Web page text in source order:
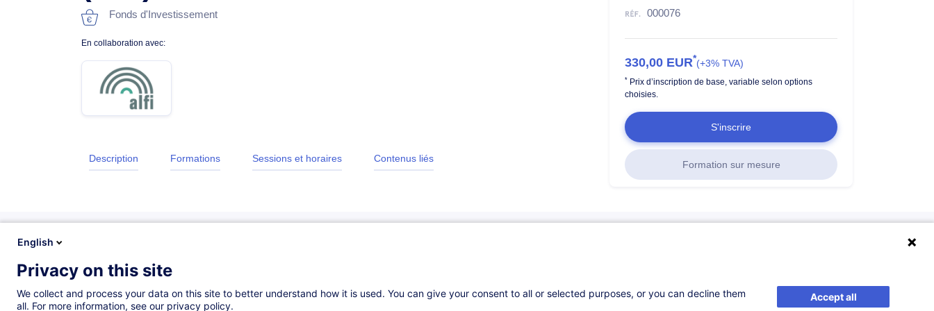
Fonds d'Investissement
En collaboration avec:
Description Formations Sessions et horaires Contenus liés
000076
330,00 EUR*(+3% TVA)
* Prix d’inscription de base, variable selon options
choisies.
S'inscrire
Formation sur mesure
Description
English
Privacy on this site
We collect and process your data on this site to better understand how it is used. You can give your consent to all or selected purposes, or you can decline them
all. For more information, see our privacy policy.
Accept all